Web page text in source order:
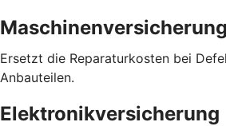
Maschinenversicherung
Ersetzt die Reparaturkosten bei
Anbauteilen.
Elektronikversicherung